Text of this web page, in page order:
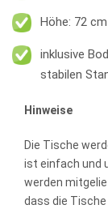
Höhe: 72 cm
inklusive
stabilen
Hinweise
Die Tische
ist einfach und
werden
dass die